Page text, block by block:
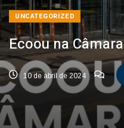
UNCATEGORIZED
Ecoou na Câmara
10 de abril de 2024